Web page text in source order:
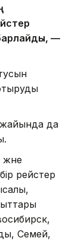
—
да
рейстер
Семей,